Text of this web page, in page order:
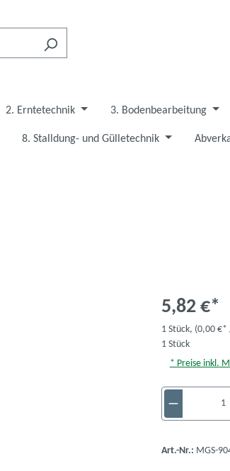
2. Erntetechnik 3. Bodenbearbeitung
8. Stalldung- und Gülletechnik
5,82 €*
1 Stück, (0,00 €*
1 Stück
* Preise inkl.
Produkt
Art.-Nr.: MGS-